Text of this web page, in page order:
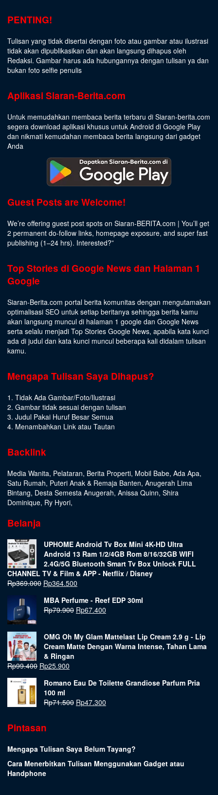
PENTING!
Tulisan yang tidak disertai dengan foto atau gambar atau ilustrasi
tidak akan dipublikasikan dan akan langsung dihapus oleh
Redaksi. Gambar harus ada hubungannya dengan tulisan ya dan
bukan foto selfie penulis
Aplikasi Siaran-Berita.com
Untuk memudahkan membaca berita terbaru di Siaran-berita.com
segera download aplikasi khusus untuk Android di Google Play
dan nikmati kemudahan membaca berita langsung dari gadget
Anda
Guest Posts are Welcome!
We’re offering guest post spots on Siaran-BERITA.com | You’ll get
2 permanent do-follow links, homepage exposure, and super fast
publishing (1–24 hrs). Interested?”
Top Stories di Google News dan Halaman 1
Google
Siaran-Berita.com portal berita komunitas dengan mengutamakan
optimalisasi SEO untuk setiap beritanya sehingga berita kamu
akan langsung muncul di halaman 1 google dan Google News
serta selalu menjadi Top Stories Google News, apabila kata kunci
ada di judul dan kata kunci muncul beberapa kali didalam tulisan
kamu.
Mengapa Tulisan Saya Dihapus?
1. Tidak Ada Gambar/Foto/Ilustrasi
2. Gambar tidak sesuai dengan tulisan
3. Judul Pakai Huruf Besar Semua
4. Menambahkan Link atau Tautan
Backlink
Media Wanita, Pelataran, Berita Properti, Mobil Babe, Ada Apa,
Satu Rumah, Puteri Anak & Remaja Banten, Anugerah Lima
Bintang, Desta Semesta Anugerah, Anissa Quinn, Shira
Dominique, Ry Hyori,
Belanja
UPHOME Android Tv Box Mini 4K-HD Ultra
Android 13 Ram 1/2/4GB Rom 8/16/32GB WIFI
2.4G/5G Bluetooth Smart Tv Box Unlock FULL
CHANNEL TV & Film & APP - Netflix / Disney
Rp369.000 Rp364.500
MBA Perfume - Reef EDP 30ml
Rp79.900 Rp67.400
OMG Oh My Glam Mattelast Lip Cream 2.9 g - Lip
Cream Matte Dengan Warna Intense, Tahan Lama
& Ringan
Rp99.400 Rp25.900
Romano Eau De Toilette Grandiose Parfum Pria
100 ml
Rp71.500 Rp47.300
Pintasan
Mengapa Tulisan Saya Belum Tayang?
Cara Menerbitkan Tulisan Menggunakan Gadget atau
Handphone